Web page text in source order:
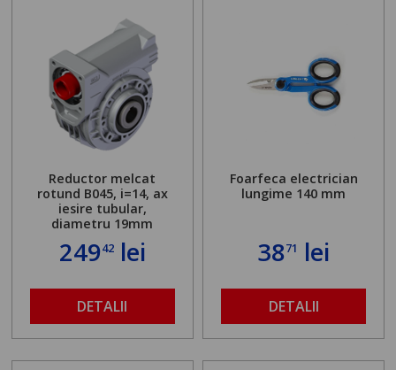
Reductor melcat
rotund B045, i=14, ax
iesire tubular,
diametru 19mm
24942lei
DETALII
Foarfeca electrician
lungime 140 mm
3871 lei
DETALII